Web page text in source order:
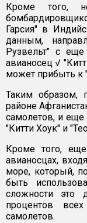
Кроме того,
Гарсия" в
данным,
Рузвельт" с
авианосец √
может прибыть к
Таким образом,
районе
самолетов, и еще
"Китти Хоук" и
Кроме того,
авианосцах,
море, который,
быть
сложности это
процентов
самолетов.